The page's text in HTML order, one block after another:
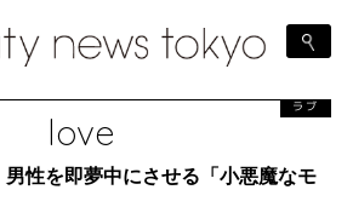
love
ラブ
性を即夢中にさせる「小悪魔なモ